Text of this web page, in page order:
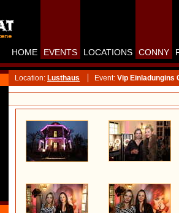
HOME EVENTS LOCATIONS CONNY
Location: Lusthaus Event: Vip Einladungins